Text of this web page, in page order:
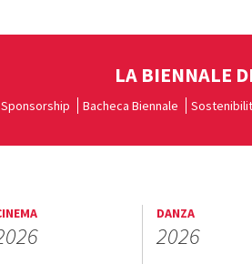
LA BIENNALE
Sponsorship Bacheca Biennale
DANZA
2026